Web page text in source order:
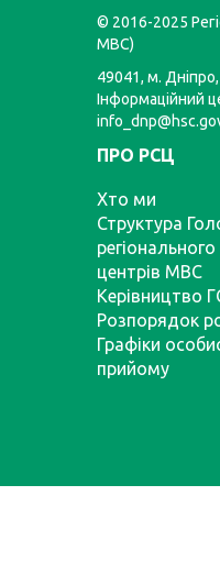
© 2016-2025
МВС)
49041, м.
Інформаційний
ПРО РСЦ
Хто ми
Структура
регіонального
центрів МВС
Керівництво
Розпорядок
Графіки
прийому